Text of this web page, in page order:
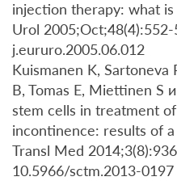
injection therapy: what
Urol
j.eururo.2005.06.012
Kuismanen K, Sartoneva
B, Tomas E, Miettinen S
stem cells in treatment
incontinence: results of
Transl Med
10.5966/sctm.2013-0197